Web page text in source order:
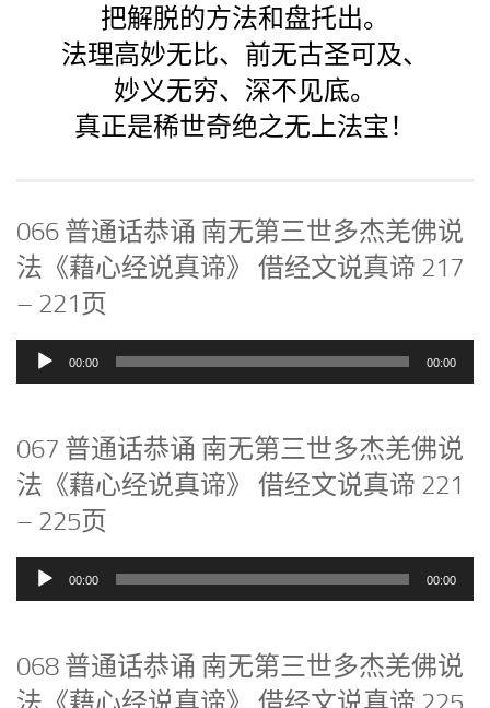
把解脱的方法和盘托出。
法理高妙无比、前无古圣可及、
妙义无穷、深不见底。
真正是稀世奇绝之无上法宝！
066 普通话恭诵 南无第三世多杰羌佛说
法《藉心经说真谛》 借经文说真谛 217
– 221页
器
00:00 00:00
067 普通话恭诵 南无第三世多杰羌佛说
法《藉心经说真谛》 借经文说真谛 221
– 225页
器
00:00 00:00
068 普通话恭诵 南无第三世多杰羌佛说